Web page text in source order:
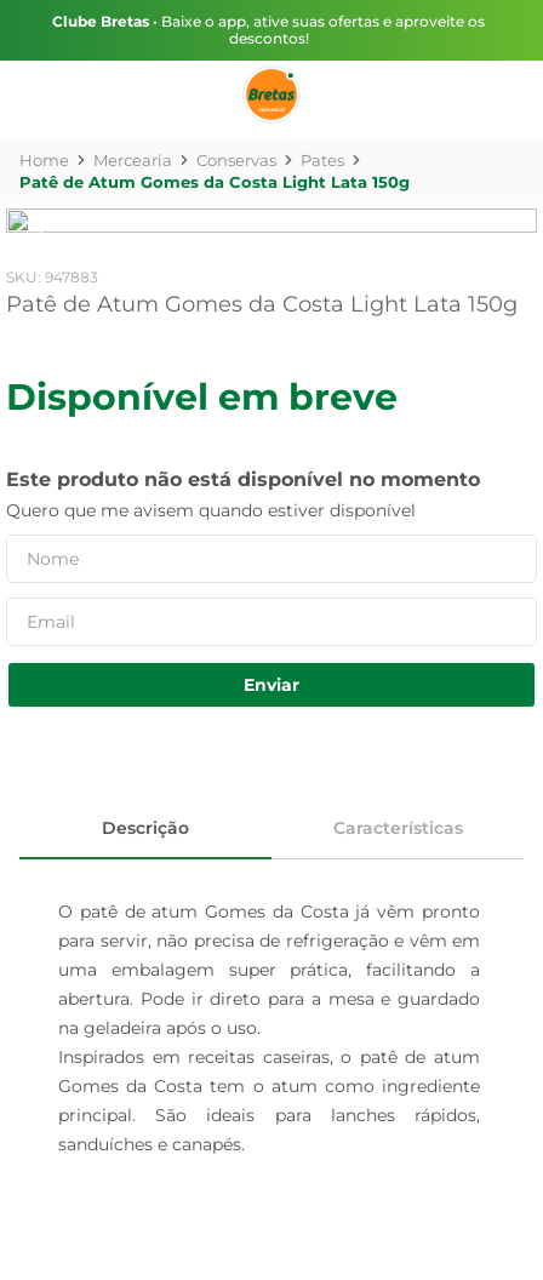
Clube Bretas • Baixe o app, ative suas ofertas e aproveite os
descontos!
Mercearia Conservas
Pates
Patê de Atum Gomes da Costa Light Lata 150g
: 947883
Patê de Atum Gomes da Costa Light Lata 150g
Disponível em breve
Este produto não está disponível no momento
Quero que me avisem quando estiver disponível
Enviar
Descrição Características
O patê de atum Gomes da Costa já vêm pronto
para servir, não precisa de refrigeração e vêm em
uma embalagem super prática, facilitando a
abertura. Pode ir direto para a mesa e guardado
na geladeira após o uso.
Inspirados em receitas caseiras, o patê de atum
Gomes da Costa tem o atum como ingrediente
principal. São ideais para lanches rápidos,
sanduíches e canapés.